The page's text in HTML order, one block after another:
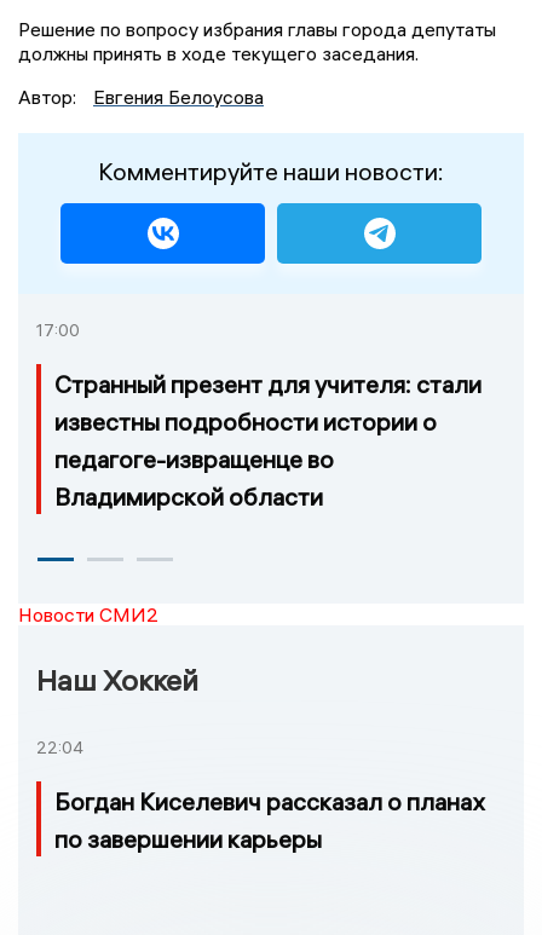
Решение по вопросу избрания главы города депутаты
должны принять в ходе текущего заседания.
Автор:
Евгения Белоусова
Комментируйте наши новости:
17:00
Странный презент для учителя: стали
известны подробности истории о
педагоге-извращенце во
Владимирской области
Новости СМИ2
Наш Хоккей
22:04
Богдан Киселевич рассказал о планах
по завершении карьеры